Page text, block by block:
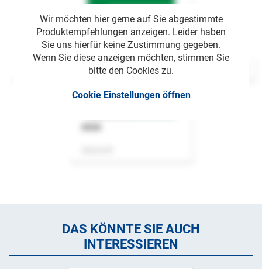
Wir möchten hier gerne auf Sie abgestimmte
Produktempfehlungen anzeigen. Leider haben
Sie uns hierfür keine Zustimmung gegeben.
Wenn Sie diese anzeigen möchten, stimmen Sie
bitte den Cookies zu.
Cookie Einstellungen öffnen
DAS KÖNNTE SIE AUCH
INTERESSIEREN